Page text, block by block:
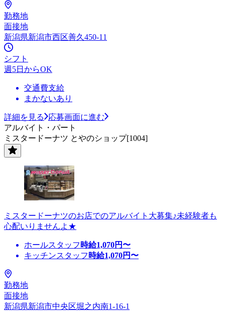
勤務地
面接地
新潟県新潟市西区善久450-11
シフト
週5日からOK
交通費支給
まかないあり
詳細を見る
応募画面に進む
アルバイト・パート
ミスタードーナツ とやのショップ[1004]
ミスタードーナツのお店でのアルバイト大募集♪未経験者も
心配いりませんよ★
ホールスタッフ 時給1,070円〜
キッチンスタッフ 時給1,070円〜
勤務地
面接地
新潟県新潟市中央区堀之内南1-16-1